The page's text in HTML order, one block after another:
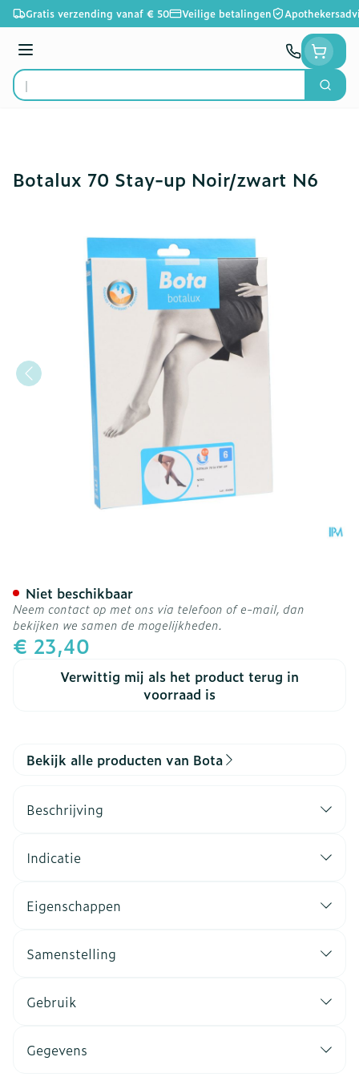
Ga naar de inhoud
Gratis verzending vanaf € 50 Veilige betalingen
Menu
Product, merk, categorie...
Zoek
Botalux 70 Stay-up Noir/zwart N6
€ 23,40
Verwittig mij als het product terug in
voorraad is
Niet beschikbaar
Neem contact op met ons via telefoon of e-mail, dan
bekijken we samen de mogelijkheden.
Bekijk alle producten van Bota
Beschrijving
Indicatie
Eigenschappen
Samenstelling
Gebruik
Gegevens